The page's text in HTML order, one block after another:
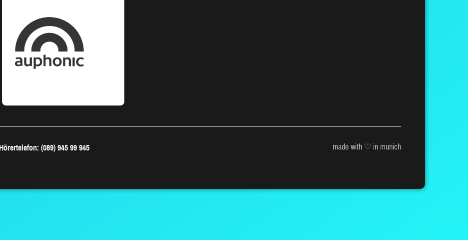
Hörertelefon: (089) 945 99 945
made with ♡ in munich